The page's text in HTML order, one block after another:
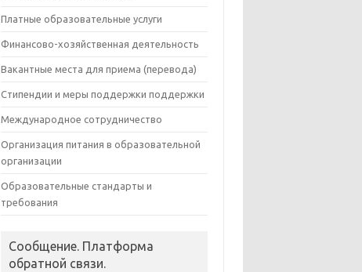
Платные образовательные услуги
Финансово-хозяйственная деятельность
Вакантные места для приема (перевода)
Стипендии и меры поддержки поддержки
Международное сотрудничество
Организация питания в образовательной
организации
Образовательные стандарты и
требования
Сообщение. Платформа
обратной связи.